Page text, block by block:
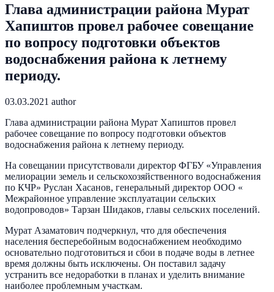
Глава администрации района Мурат
Хапиштов провел рабочее совещание
по вопросу подготовки объектов
водоснабжения района к летнему
периоду.
03.03.2021 author
Глава администрации района Мурат Хапиштов провел
рабочее совещание по вопросу подготовки объектов
водоснабжения района к летнему периоду.
На совещании присутствовали директор ФГБУ «Управления
мелиорации земель и сельскохозяйственного водоснабжения
по КЧР» Руслан Хасанов, генеральный директор ООО «
Межрайонное управление эксплуатации сельских
водопроводов» Тарзан Шидаков, главы сельских поселений.
Мурат Азаматович подчеркнул, что для обеспечения
населения бесперебойным водоснабжением необходимо
основательно подготовиться и сбои в подаче воды в летнее
время должны быть исключены. Он поставил задачу
устранить все недоработки в планах и уделить внимание
наиболее проблемным участкам.